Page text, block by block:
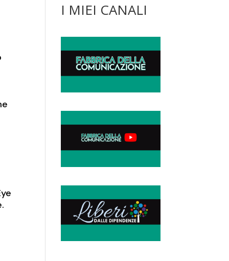
I MIEI CANALI